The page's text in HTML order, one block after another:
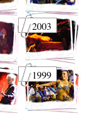
2003
1999